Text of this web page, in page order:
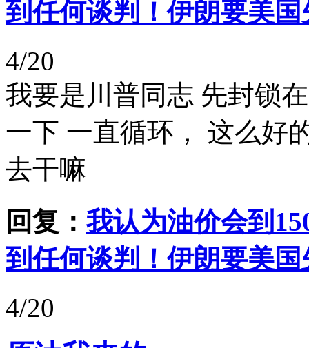
到任何谈判！伊朗要美
4/20
我要是川普同志 先封锁
一下 一直循环， 这么好
去干嘛
回复： 我认为油价会到
到任何谈判！伊朗要美
4/20